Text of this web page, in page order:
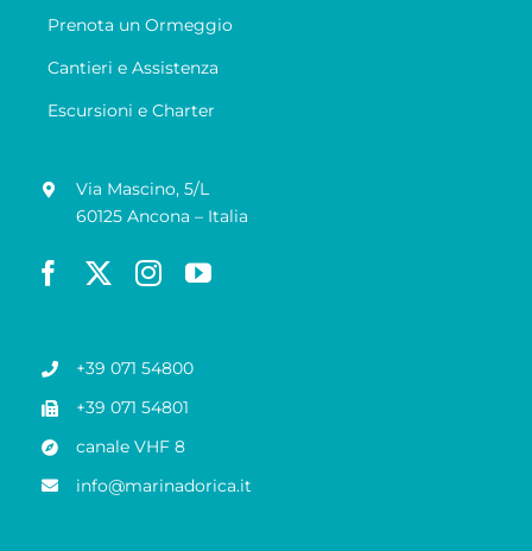
Prenota un Ormeggio
Cantieri e Assistenza
Escursioni e Charter
Via Mascino, 5/L
60125 Ancona – Italia
+39 071 54800
+39 071 54801
canale VHF 8
info@marinadorica.it